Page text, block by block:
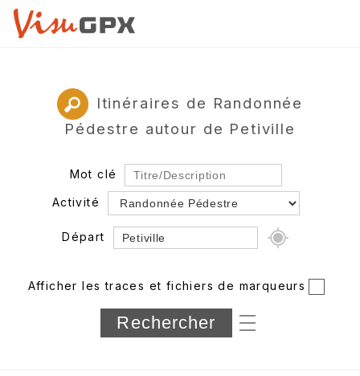
Itinéraires de Randonnée
Pédestre autour de Petiville
Mot clé
Activité
Départ
Département
Longueur min/max
Afficher les traces et fichiers de marqueurs